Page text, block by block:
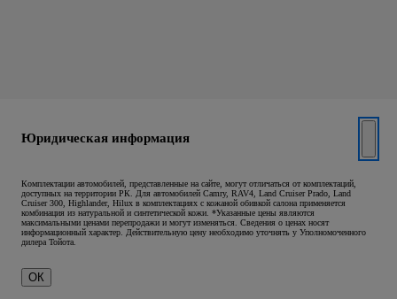
Юридическая информация
Комплектации автомобилей, представленные на сайте, могут отличаться от комплектаций,
доступных на территории РК. Для автомобилей Camry, RAV4, Land Cruiser Prado, Land
Cruiser 300, Highlander, Hilux в комплектациях с кожаной обивкой салона применяется
комбинация из натуральной и синтетической кожи. *Указанные цены являются
максимальными ценами перепродажи и могут изменяться. Сведения о ценах носят
информационный характер. Действительную цену необходимо уточнять у Уполномоченного
дилера Тойота.
ОК